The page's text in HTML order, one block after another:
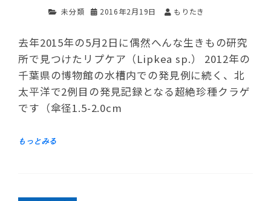
未分類 2016年2月19日 もりたき
去年2015年の5月2日に偶然へんな生きもの研究
所で見つけたリプケア（Lipkea sp.） 2012年の
千葉県の博物館の水槽内での発見例に続く、北
太平洋で2例目の発見記録となる超絶珍種クラゲ
です（傘径1.5-2.0cm